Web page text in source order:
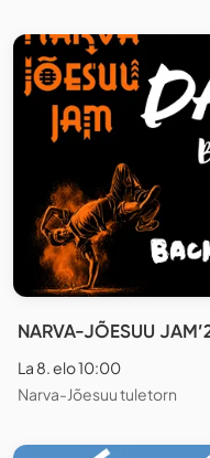
NARVA-JÕESUU
La 8. elo 10:00
Narva-Jõesuu tuletorn